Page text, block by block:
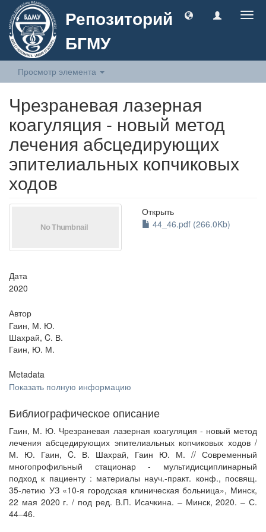
Репозиторий
БГМУ
Просмотр элемента
Чрезраневая лазерная
коагуляция - новый метод
лечения абсцедирующих
эпителиальных копчиковых
ходов
Открыть
44_46.pdf (266.0Kb)
Дата
2020
Автор
Гаин, М. Ю.
Шахрай, C. В.
Гаин, Ю. М.
Metadata
Показать полную информацию
Библиографическое описание
Гаин, М. Ю. Чрезраневая лазерная коагуляция - новый метод
лечения абсцедирующих эпителиальных копчиковых ходов /
М. Ю. Гаин, C. В. Шахрай, Гаин Ю. М. // Современный
многопрофильный стационар - мультидисциплинарный
подход к пациенту : материалы науч.-практ. конф., посвящ.
35-летию УЗ «10-я городская клиническая больница», Минск,
22 мая 2020 г. / под ред. В.П. Исачкина. – Минск, 2020. – С.
44–46.